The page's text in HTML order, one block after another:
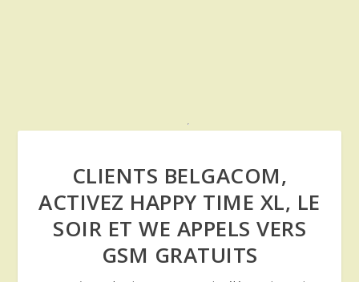
CLIENTS BELGACOM,
ACTIVEZ HAPPY TIME XL, LE
SOIR ET WE APPELS VERS
GSM GRATUITS